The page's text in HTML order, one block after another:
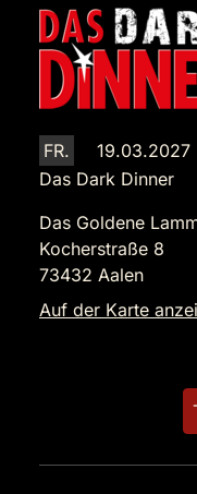
FR.
Das Dark Dinner
Das Goldene
Kocherstraße 8
73432 Aalen
Auf der Karte